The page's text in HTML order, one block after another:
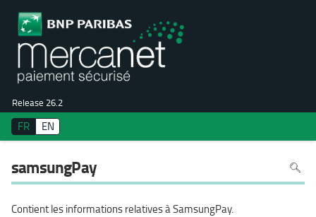
Release 26.2
FR EN
samsungPay Pour
dans
la
Contient les informations relatives à SamsungPay.